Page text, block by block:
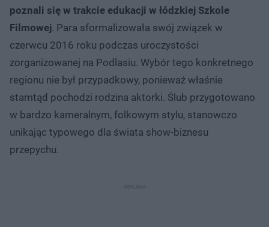
poznali się w trakcie edukacji w łódzkiej Szkole
Filmowej. Para sformalizowała swój związek w
czerwcu 2016 roku podczas uroczystości
zorganizowanej na Podlasiu. Wybór tego konkretnego
regionu nie był przypadkowy, ponieważ właśnie
stamtąd pochodzi rodzina aktorki. Ślub przygotowano
w bardzo kameralnym, folkowym stylu, stanowczo
unikając typowego dla świata show-biznesu
przepychu.